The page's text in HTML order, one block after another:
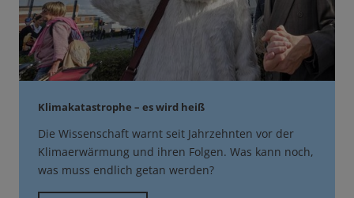
Klimakatastrophe – es wird heiß
Die Wissenschaft warnt seit Jahrzehnten vor der
Klimaerwärmung und ihren Folgen. Was kann noch,
was muss endlich getan werden?